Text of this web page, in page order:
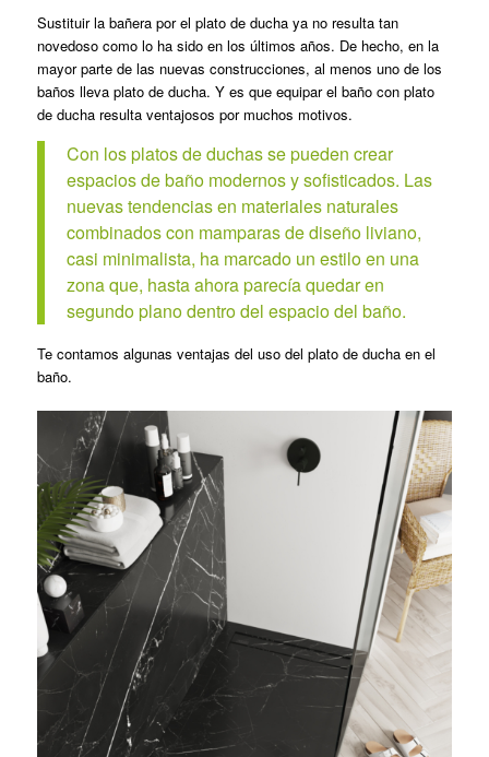
Sustituir la bañera por el plato de ducha ya no resulta tan
novedoso como lo ha sido en los últimos años. De hecho, en la
mayor parte de las nuevas construcciones, al menos uno de los
baños lleva plato de ducha. Y es que equipar el baño con plato
de ducha resulta ventajosos por muchos motivos.
Con los platos de duchas se pueden crear
espacios de baño modernos y sofisticados. Las
nuevas tendencias en materiales naturales
combinados con mamparas de diseño liviano,
casi minimalista, ha marcado un estilo en una
zona que, hasta ahora parecía quedar en
segundo plano dentro del espacio del baño.
Te contamos algunas ventajas del uso del plato de ducha en el
baño.